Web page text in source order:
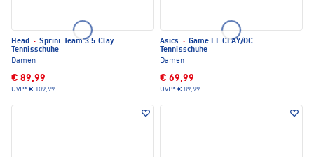
Head · Sprint Team 3.5 Clay
Tennisschuhe
Damen
€ 89,99
UVP* € 109,99
Asics · Game FF CLAY/OC
Tennisschuhe
Damen
€ 69,99
UVP* € 89,99